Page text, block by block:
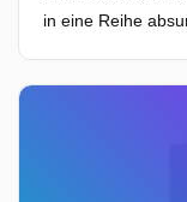
in eine Reihe